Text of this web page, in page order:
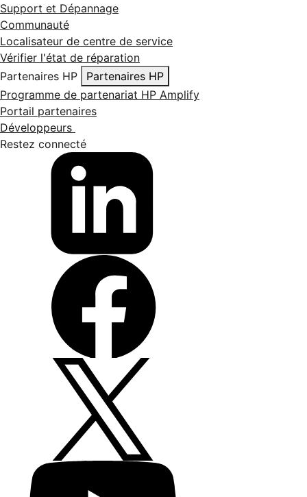
Support et Dépannage
Communauté
Localisateur de centre de service
Vérifier l'état de réparation
Partenaires HP
Partenaires HP
Programme de partenariat HP Amplify
Portail partenaires
Développeurs
Restez connecté